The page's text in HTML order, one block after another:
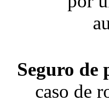
Seguro de
caso de